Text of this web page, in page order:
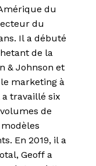
du
du
Il a débuté
de la
& Johnson et
le marketing à
travaillé six
de
En 2019, il a
Geoff a